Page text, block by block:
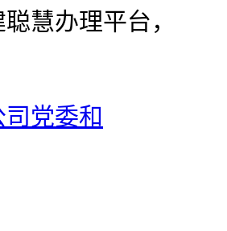
慧办理平台，
党委和